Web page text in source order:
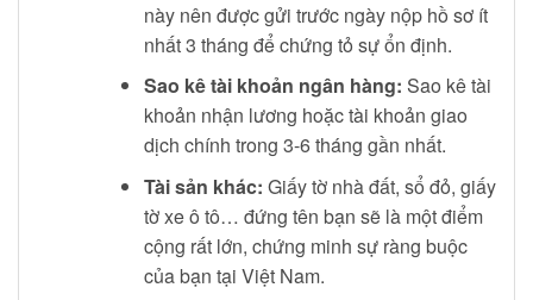
này nên được gửi trước ngày nộp hồ sơ ít
nhất 3 tháng để chứng tỏ sự ổn định.
Sao kê tài khoản ngân hàng: Sao kê tài
khoản nhận lương hoặc tài khoản giao
dịch chính trong 3-6 tháng gần nhất.
Tài sản khác: Giấy tờ nhà đất, sổ đỏ, giấy
tờ xe ô tô… đứng tên bạn sẽ là một điểm
cộng rất lớn, chứng minh sự ràng buộc
của bạn tại Việt Nam.